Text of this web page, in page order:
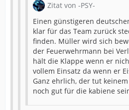
Zitat von -PSY-
Einen günstigeren
klar für das Team zurück
finden. Müller wird sich
der Feuerwehrmann bei
hält die Klappe wenn er
vollem Einsatz da wenn er
Ganz ehrlich, der tut
noch gut für die kabiene